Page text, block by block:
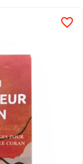
favorite_border